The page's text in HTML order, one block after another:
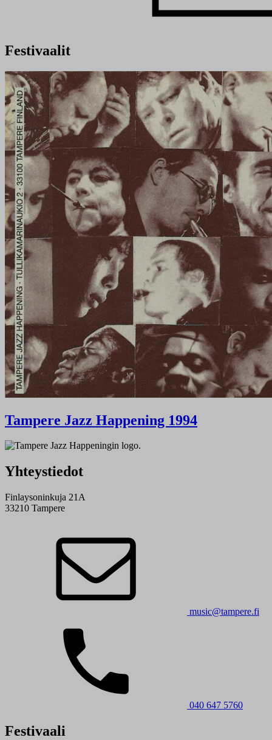
Festivaalit
Tampere Jazz Happening 1994
Yhteystiedot
Finlaysoninkuja 21A
33210 Tampere
music@tampere.fi
040 647 5760
Festivaali